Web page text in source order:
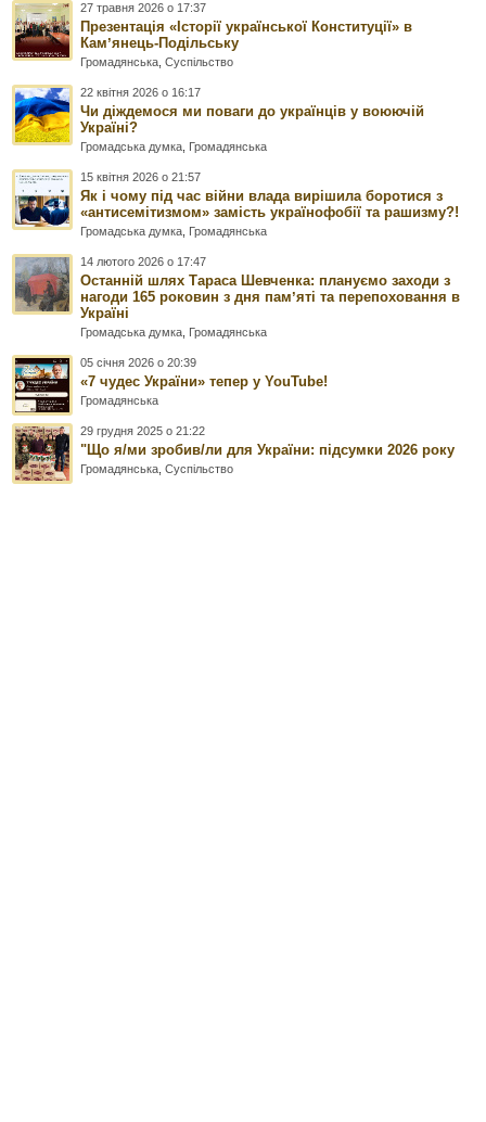
27 травня 2026 о 17:37
Презентація «Історії української Конституції» в
Камʼянець-Подільську
Громадянська ,Суспільство
22 квітня 2026 о 16:17
Чи діждемося ми поваги до українців у воюючій
Україні?
Громадська думка Громадянська
15 квітня 2026 о 21:57
Як і чому під час війни влада вирішила боротися з
«антисемітизмом» замість українофобії та рашизму?!
Громадська думка Громадянська
14 лютого 2026 о 17:47
Останній шлях Тараса Шевченка: плануємо заходи з
нагоди 165 роковин з дня памʼяті та перепоховання в
Україні
Громадська думка Громадянська
05 січня 2026 о 20:39
«7 чудес України» тепер у YouTube!
Громадянська
29 грудня 2025 о 21:22
"Що я/ми зробив/ли для України: підсумки 2026 року
Громадянська ,Суспільство